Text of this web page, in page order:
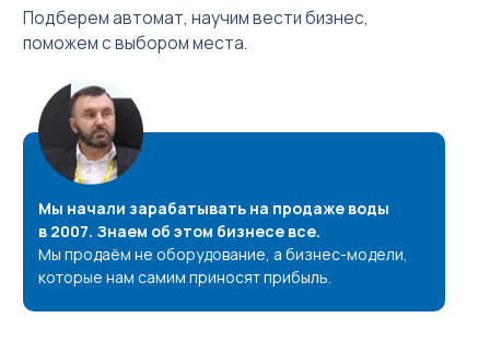
Подберем автомат, научим вести бизнес,
поможем с выбором места.
Мы начали зарабатывать на продаже воды
в 2007. Знаем об этом бизнесе все.
Мы продаём не оборудование, а бизнес-модели,
которые нам самим приносят прибыль.